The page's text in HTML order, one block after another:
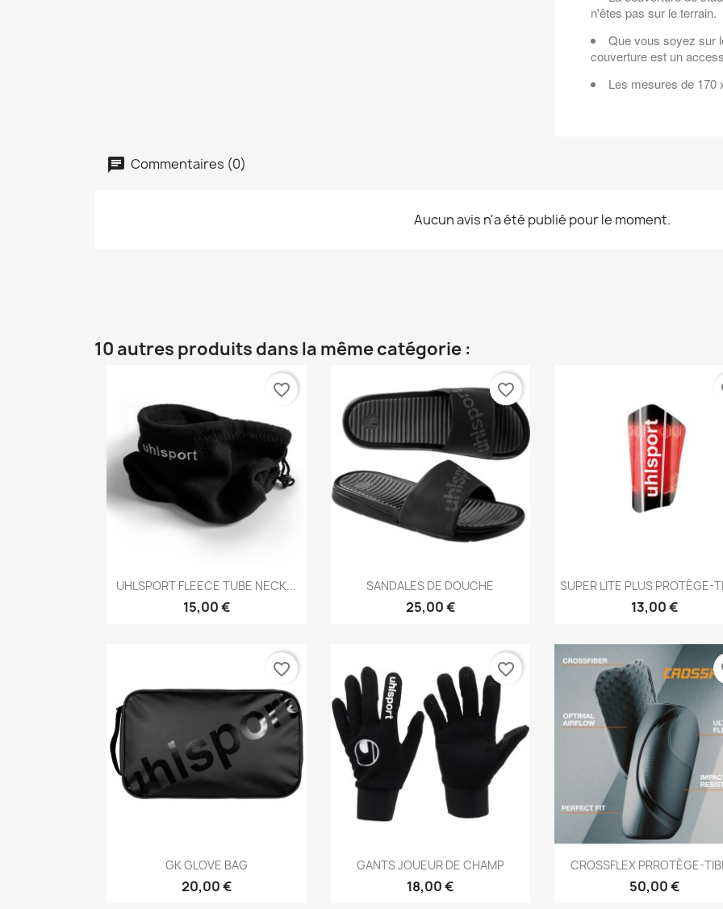
n'êtes pas sur le terrain.
Que vous soyez sur
couverture est un
Les mesures de 170
Commentaires (0)
Aucun avis n'a été publié pour le moment.
10 autres produits dans la même catégorie :
Aperçu rapide
UHLSPORT FLEECE TUBE NECK...
15,00 €
favorite_border
Aperçu rapide
SANDALES DE DOUCHE
25,00 €
favorite_border
Aperçu rapide
SUPER LITE PLUS PROTÈGE-
13,00 €
Aperçu rapide
GK GLOVE BAG
20,00 €
favorite_border
Aperçu rapide
GANTS JOUEUR DE CHAMP
18,00 €
favorite_border
 Aperçu rapide
CROSSFLEX PRROTÈGE-
50,00 €